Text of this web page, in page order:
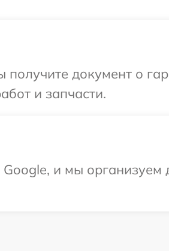
получите документ о
и запчасти.
и мы организуем